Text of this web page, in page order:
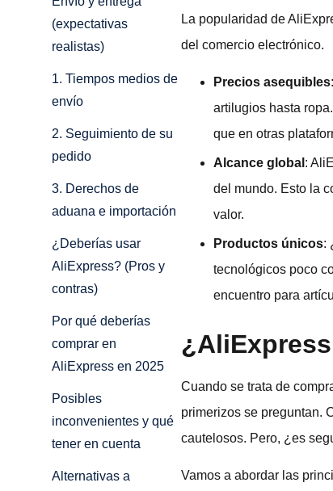
(expectativas
realistas)
1. Tiempos medios de
envío
2. Seguimiento de su
pedido
3. Derechos de
aduana e importación
¿Deberías usar
AliExpress? (Pros y
contras)
Por qué deberías
comprar en
AliExpress en 2025
Posibles
inconvenientes y qué
tener en cuenta
Alternativas a
La popularidad de
del comercio electrónico.
Precios asequibles
artilugios hasta
que en otras
Alcance global :
del mundo. Esto la
valor.
Productos únicos:
tecnológicos poco
encuentro para
Cuando se trata de
primerizos se preguntan.
cautelosos. Pero, ¿es
Vamos a abordar las